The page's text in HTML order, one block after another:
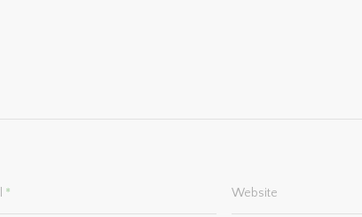
* Website